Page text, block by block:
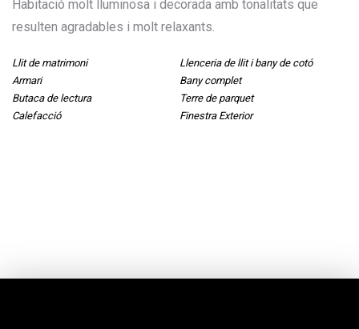
Habitació molt lluminosa i decorada amb tonalitats que
resulten agradables i molt relaxants.
Llit de matrimoni
Llenceria de llit i bany de cotó
Armari
Bany complet
Butaca de lectura
Terre de parquet
Calefacció
Finestra Exterior